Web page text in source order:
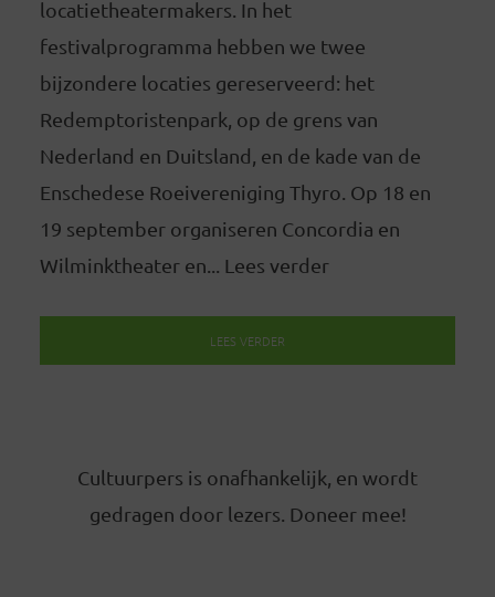
locatietheatermakers. In het
festivalprogramma hebben we twee
bijzondere locaties gereserveerd: het
Redemptoristenpark, op de grens van
Nederland en Duitsland, en de kade van de
Enschedese Roeivereniging Thyro. Op 18 en
19 september organiseren Concordia en
Wilminktheater en... Lees verder
LEES VERDER
Cultuurpers is onafhankelijk, en wordt
gedragen door lezers. Doneer mee!